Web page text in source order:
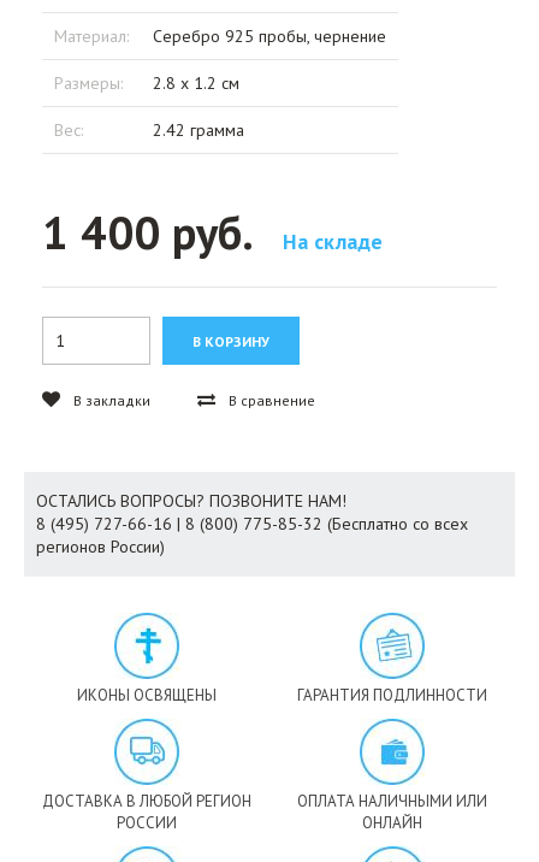
Материал: Серебро 925 пробы, чернение
Размеры: 2.8 x 1.2 см
Вес: 2.42 грамма
1 400 руб. На складе
В закладки В сравнение
ОСТАЛИСЬ ВОПРОСЫ? ПОЗВОНИТЕ НАМ!
8 (495) 727-66-16 | 8 (800) 775-85-32 (Бесплатно со всех
регионов России)
ИКОНЫ ОСВЯЩЕНЫ ГАРАНТИЯ ПОДЛИННОСТИ
ДОСТАВКА В ЛЮБОЙ РЕГИОН
РОССИИ
ОПЛАТА НАЛИЧНЫМИ ИЛИ
ОНЛАЙН